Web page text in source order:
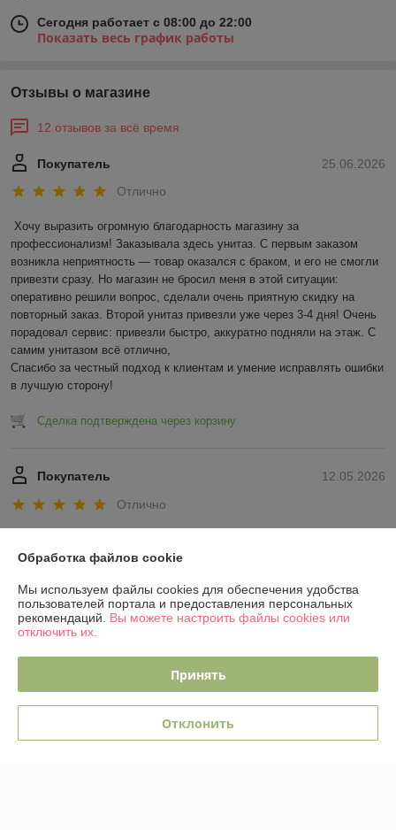
Сегодня работает с 08:00 до 22:00
Показать весь график работы
Отзывы о магазине
12 отзывов за всё время
25.06.2026
Покупатель
Отлично
Хочу выразить огромную благодарность магазину за
профессионализм! Заказывала здесь унитаз. С первым заказом
возникла неприятность — товар оказался с браком, и его не смогли
привезти сразу. Но магазин не бросил меня в этой ситуации:
оперативно решили вопрос, сделали очень приятную скидку на
повторный заказ. Второй унитаз привезли уже через 3-4 дня! Очень
порадовал сервис: привезли быстро, аккуратно подняли на этаж. С
самим унитазом всё отлично,
Спасибо за честный подход к клиентам и умение исправлять ошибки
в лучшую сторону!
Сделка подтверждена через корзину
12.05.2026
Покупатель
Отлично
Показать все отзывы
Обработка файлов cookie
Мы используем файлы cookies для обеспечения удобства
пользователей портала и предоставления персональных
рекомендаций. Вы можете настроить файлы cookies или
отключить их.
Принять
Отклонить